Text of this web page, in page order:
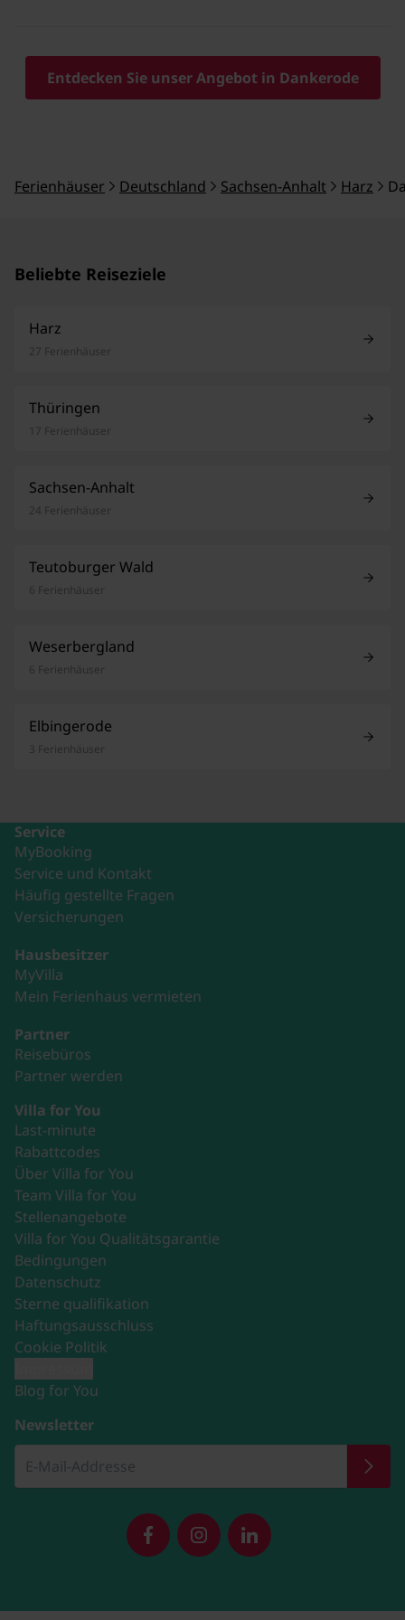
Entdecken Sie unser Angebot in Dankerode
Ferienhäuser Deutschland Sachsen-Anhalt Harz
Beliebte Reiseziele
Harz
27 Ferienhäuser
Thüringen
17 Ferienhäuser
Sachsen-Anhalt
24 Ferienhäuser
Teutoburger Wald
6 Ferienhäuser
Weserbergland
6 Ferienhäuser
Elbingerode
3 Ferienhäuser
Service
MyBooking
Service und Kontakt
Häufig gestellte Fragen
Versicherungen
Hausbesitzer
MyVilla
Mein Ferienhaus vermieten
Partner
Reisebüros
Partner werden
Villa for You
Last-minute
Rabattcodes
Über Villa for You
Team Villa for You
Stellenangebote
Villa for You Qualitätsgarantie
Bedingungen
Datenschutz
Sterne qualifikation
Haftungsausschluss
Cookie Politik
Blog for You
Newsletter